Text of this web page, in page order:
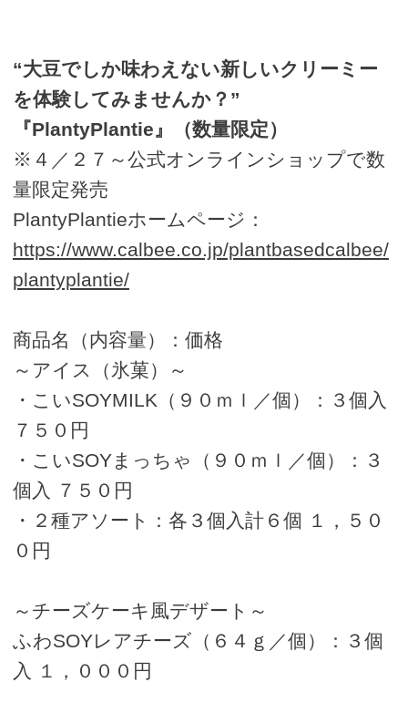
“大豆でしか味わえない新しいクリーミー
を体験してみませんか？”
『PlantyPlantie』（数量限定）
※４／２７～公式オンラインショップで数
量限定発売
PlantyPlantieホームページ：
https://www.calbee.co.jp/plantbasedcalbee/
plantyplantie/
商品名（内容量）：価格
～アイス（氷菓）～
・こいSOYMILK（９０ｍｌ／個）：３個入
７５０円
・こいSOYまっちゃ（９０ｍｌ／個）：３
個入 ７５０円
・２種アソート：各３個入計６個 １，５０
０円
～チーズケーキ風デザート～
ふわSOYレアチーズ（６４ｇ／個）：３個
入 １，０００円